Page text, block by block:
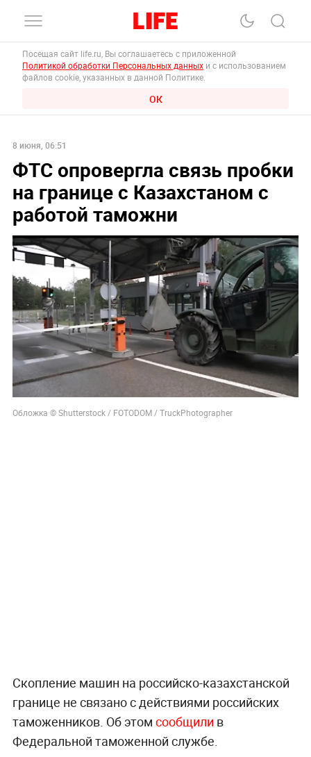
Посещая сайт life.ru, Вы соглашаетесь с приложенной
Политикой обработки Персональных данных и с использованием
файлов cookie, указанных в данной Политике.
ОК
8 июня, 06:51
ФТС опровергла связь пробки
на границе с Казахстаном с
работой таможни
Обложка © Shutterstock / FOTODOM / TruckPhotographer
Скопление машин на российско-казахстанской
границе не связано с действиями российских
таможенников. Об этом сообщили в
Федеральной таможенной службе.